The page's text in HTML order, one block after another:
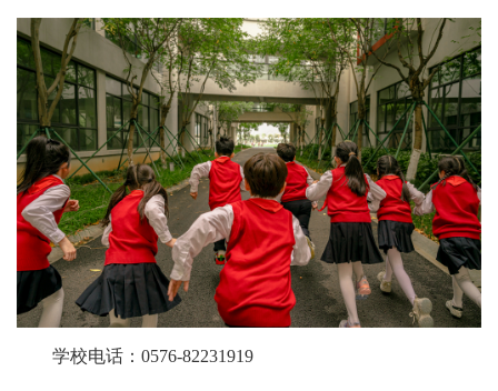
学校电话：0576-82231919